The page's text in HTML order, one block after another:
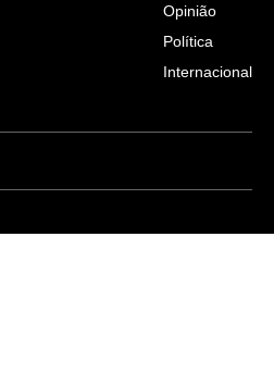
Opinião
Política
Internacional